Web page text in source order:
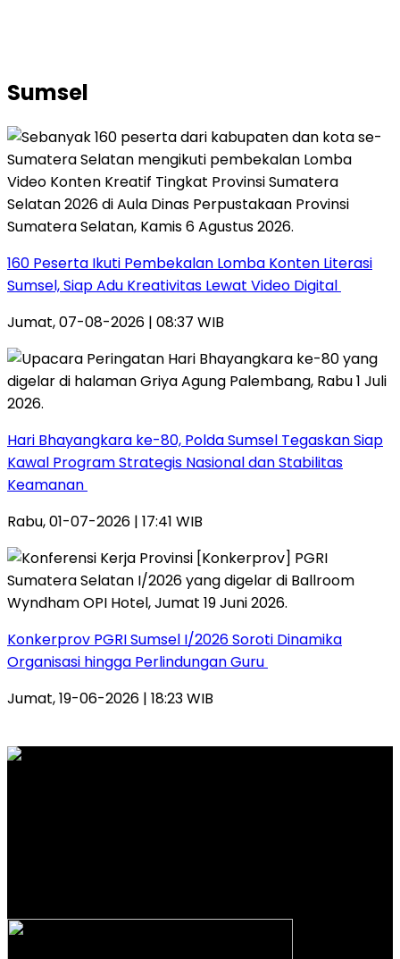
Sumsel
160 Peserta Ikuti Pembekalan Lomba Konten Literasi
Sumsel, Siap Adu Kreativitas Lewat Video Digital ‎
Jumat, 07-08-2026 | 08:37 WIB
Hari Bhayangkara ke-80, Polda Sumsel Tegaskan Siap
Kawal Program Strategis Nasional dan Stabilitas
Keamanan ‎
Rabu, 01-07-2026 | 17:41 WIB
Konkerprov PGRI Sumsel I/2026 Soroti Dinamika
Organisasi hingga Perlindungan Guru ‎
Jumat, 19-06-2026 | 18:23 WIB